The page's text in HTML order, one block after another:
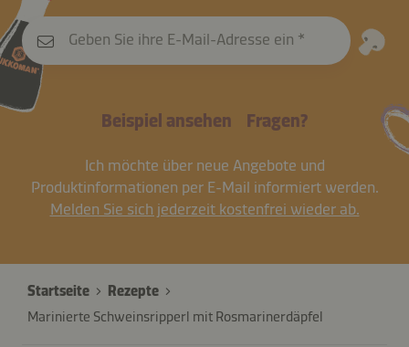
Geben Sie ihre E-Mail-Adresse ein
Beispiel ansehen Fragen?
Ich möchte über neue Angebote und
Produktinformationen per E-Mail informiert werden.
Melden Sie sich jederzeit kostenfrei wieder ab.
Startseite
Rezepte
Marinierte Schweinsripperl mit Rosmarinerdäpfel